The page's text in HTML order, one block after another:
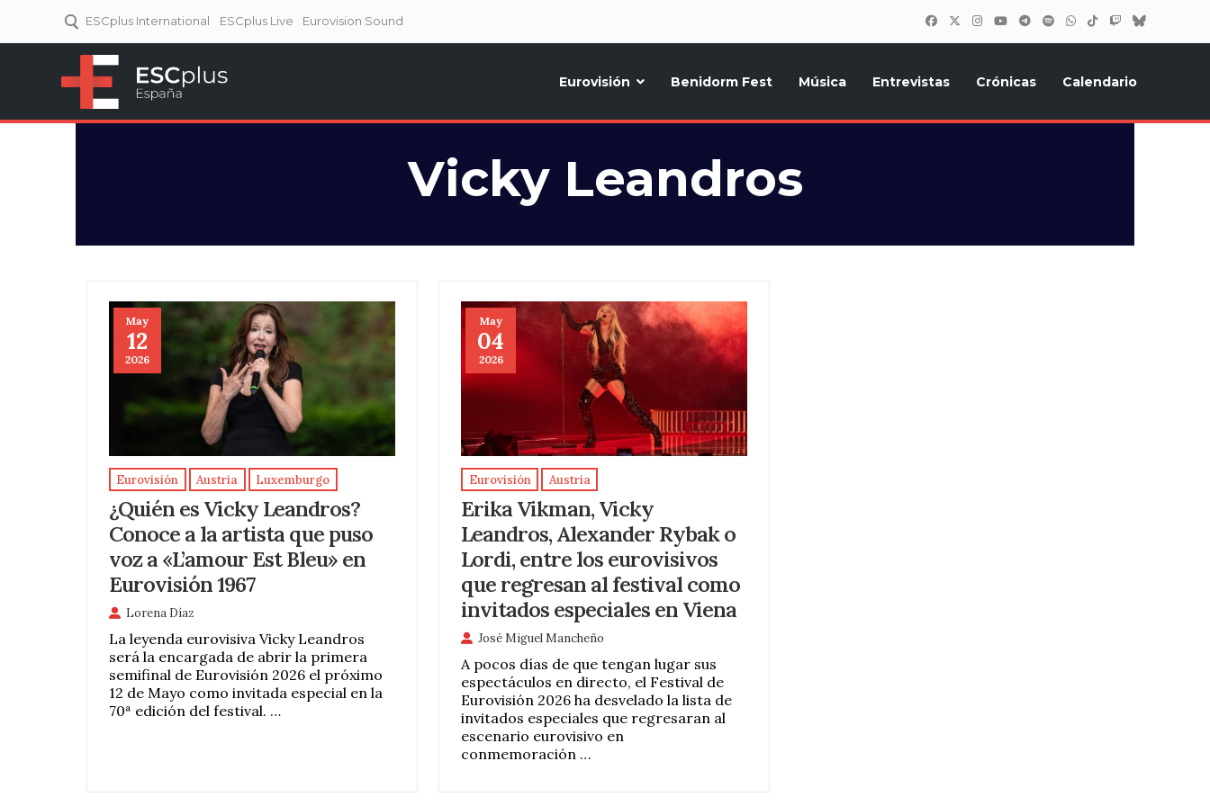
ESCplus International ESCplus Live Eurovision Sound
Eurovisión Benidorm Fest Música Entrevistas Crónicas Calendario
Vicky Leandros
May
12
2026
Eurovisión Austria Luxemburgo
¿Quién es Vicky Leandros?
Conoce a la artista que puso
voz a «L’amour Est Bleu» en
Eurovisión 1967
Lorena Díaz
La leyenda eurovisiva Vicky Leandros
será la encargada de abrir la primera
semifinal de Eurovisión 2026 el próximo
12 de Mayo como invitada especial en la
70ª edición del festival. …
May
04
2026
Eurovisión Austria
Erika Vikman, Vicky
Leandros, Alexander Rybak o
Lordi, entre los eurovisivos
que regresan al festival como
invitados especiales en Viena
José Miguel Mancheño
A pocos días de que tengan lugar sus
espectáculos en directo, el Festival de
Eurovisión 2026 ha desvelado la lista de
invitados especiales que regresaran al
escenario eurovisivo en
conmemoración …